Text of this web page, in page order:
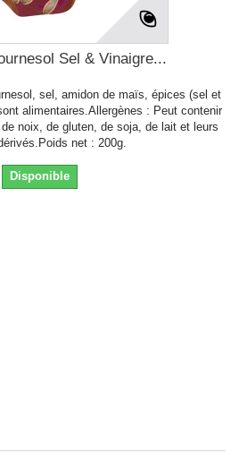
Sel & Vinaigre...
sel, amidon de maïs, épices (sel et
alimentaires.Allergènes : Peut contenir
noix, de gluten, de soja, de lait et leurs
net : 200g.
Disponible